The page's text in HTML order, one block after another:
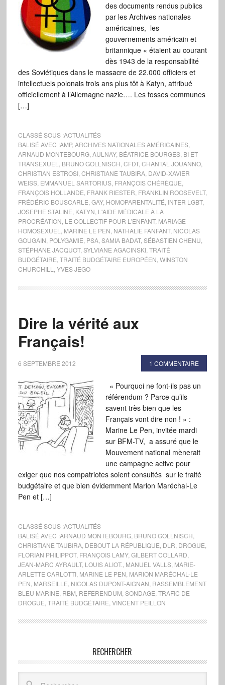
des documents rendus publics
par les Archives nationales
américaines, les
gouvernements américain et
britannique « étaient au courant
dès 1943 de la responsabilité
des Soviétiques dans le massacre de 22.000 officiers et
intellectuels polonais trois ans plus tôt à Katyn, attribué
officiellement à l’Allemagne nazie…. Les fosses communes
[…]
CLASSÉ SOUS :ACTUALITÉS
BALISÉ AVEC :AMP, ARCHIVES NATIONALES AMÉRICAINES,
ARNAUD MONTEBOURG, AULNAY, BÉATRICE BOURGES, BI ET
TRANSEXUEL
BRUNO GOLLNISCH CFDT, CHANTAL JOUANNO,
CHRISTIAN ESTROSI, CHRISTIANE TAUBIRA, DAVID-XAVIER
WEISS, EMMANUEL SARTORIUS, FRANÇOIS CHÉRÈQUE
FRANÇOIS HOLLANDE FRANK RIESTER FRANKLIN ROOSEVELT,
FRÉDÉRIC BOUSCARLE GAY, HOMOPARENTALITÉ INTER LGBT,
JOSEPHE STALINE KATYN L'AIDE MÉDICALE À LA
PROCRÉATION LE COLLECTIF POUR L'ENFANT, MARIAGE
HOMOSEXUEL
MARINE LE PEN NATHALIE FANFANT, NICOLAS
GOUGAIN POLYGAMIE PSA, SAMIA BADAT, SÉBASTIEN CHENU
STÉPHANE JACQUOT, SYLVIANE AGACINSKI, TRAITÉ
BUDGÉTAIRE TRAITÉ BUDGÉTAIRE EUROPÉEN WINSTON
CHURCHILL
YVES JEGO
Dire la vérité aux
Français!
6 SEPTEMBRE 2012 1 COMMENTAIRE
« Pourquoi ne font-ils pas un
référendum ? Parce qu’ils
savent très bien que les
Français vont dire non ! » :
Marine Le Pen, invitée mardi
sur BFM-TV, a assuré que le
Mouvement national mènerait
une campagne active pour
exiger que nos compatriotes soient consultés sur le traité
budgétaire et que bien évidemment Marion Maréchal-Le
Pen et […]
CLASSÉ SOUS :ACTUALITÉS
BALISÉ AVEC :ARNAUD MONTEBOURG, BRUNO GOLLNISCH
CHRISTIANE TAUBIRA, DEBOUT LA RÉPUBLIQUE DLR DROGUE
FLORIAN PHILIPPOT, FRANÇOIS LAMY, GILBERT COLLARD
JEAN-MARC AYRAULT, LOUIS ALIOT. MANUEL VALLS, MARIE-
ARLETTE CARLOTTI, MARINE LE PEN MARION MARÉCHAL-LE
PEN MARSEILLE NICOLAS DUPONT-AIGNAN RASSEMBLEMENT
BLEU MARINE RBM REFERENDUM SONDAGE TRAFIC DE
DROGUE TRAITÉ BUDGÉTAIRE VINCENT PEILLON
RECHERCHER